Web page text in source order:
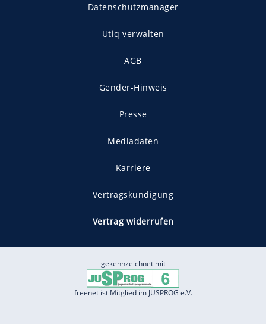
Datenschutzmanager
Utiq verwalten
AGB
Gender-Hinweis
Presse
Mediadaten
Karriere
Vertragskündigung
Vertrag widerrufen
gekennzeichnet mit
freenet ist Mitglied im JUSPROG e.V.